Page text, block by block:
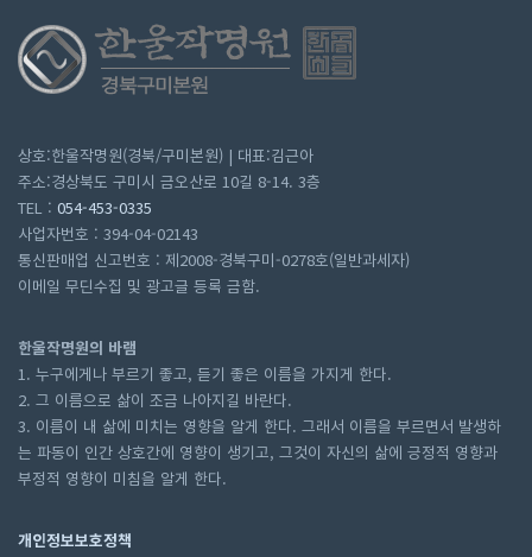
상호:한울작명원(경북/구미본원) | 대표:김근아
주소:경상북도 구미시 금오산로 10길 8-14. 3층
TEL : 054-453-0335
사업자번호 : 394-04-02143
통신판매업 신고번호 : 제2008-경북구미-0278호(일반과세자)
이메일 무딘수집 및 광고글 등록 금함.
한울작명원의 바램
1. 누구에게나 부르기 좋고, 듣기 좋은 이름을 가지게 한다.
2. 그 이름으로 삶이 조금 나아지길 바란다.
3. 이름이 내 삶에 미치는 영향을 알게 한다. 그래서 이름을 부르면서 발생하
는 파동이 인간 상호간에 영향이 생기고, 그것이 자신의 삶에 긍정적 영향과
부정적 영향이 미침을 알게 한다.
개인정보보호정책